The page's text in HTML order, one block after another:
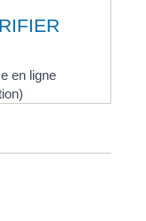
en ligne